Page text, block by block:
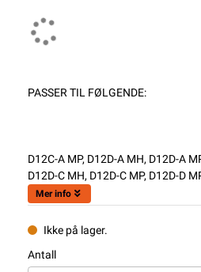
PASSER TIL FØLGENDE:
D12C-A MP, D12D-A MH, D12D-A
D12D-C MH, D12D-C MP, D12D-D
Mer info
Ikke på lager.
Antall